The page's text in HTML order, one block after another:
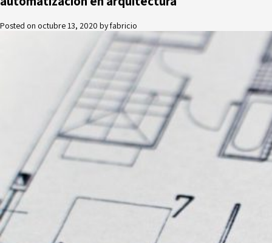
Posted on octubre 13, 2020 byfabricio